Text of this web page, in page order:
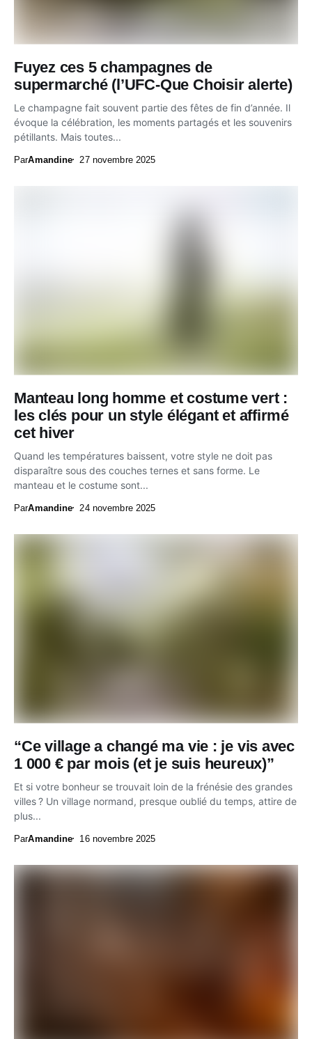
Fuyez ces 5 champagnes de
supermarché (l’UFC-Que Choisir alerte)
Le champagne fait souvent partie des fêtes de fin d’année. Il
évoque la célébration, les moments partagés et les souvenirs
pétillants. Mais toutes...
ParAmandine 27 novembre 2025
Manteau long homme et costume vert :
les clés pour un style élégant et affirmé
cet hiver
Quand les températures baissent, votre style ne doit pas
disparaître sous des couches ternes et sans forme. Le
manteau et le costume sont...
ParAmandine 24 novembre 2025
“Ce village a changé ma vie : je vis avec
1 000 € par mois (et je suis heureux)”
Et si votre bonheur se trouvait loin de la frénésie des grandes
villes ? Un village normand, presque oublié du temps, attire de
plus...
ParAmandine 16 novembre 2025